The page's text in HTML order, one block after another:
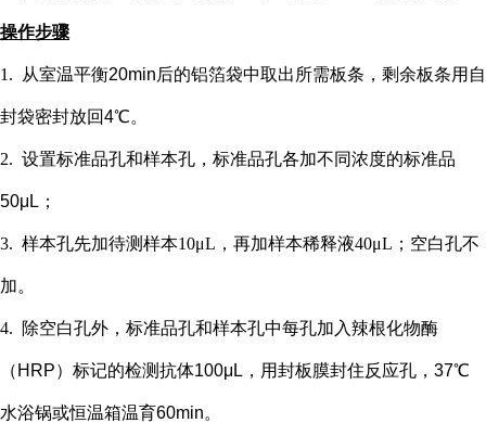
操作步骤
1. 从室温平衡20min后的铝箔袋中取出所需板条，剩余板条用自
封袋密封放回4℃。
2. 设置标准品孔和样本孔 ，标准品孔各加不同浓度的标准品
50μL；
3. 样本孔先加待测样本10μL，再加样本稀释液40μL； 空白孔不
加。
4. 除空白孔外， 标准品孔和样本孔中每孔加入辣根化物酶
（ HRP）标记的检测抗体100μL，用封板膜封住反应孔，37℃
水浴锅或恒温箱温育60min。